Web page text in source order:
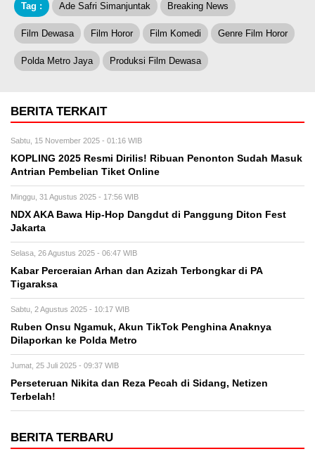
Tag : Ade Safri Simanjuntak Breaking News
Film Dewasa Film Horor Film Komedi Genre Film Horor
Polda Metro Jaya Produksi Film Dewasa
BERITA TERKAIT
Sabtu, 15 November 2025 - 01:16 WIB
KOPLING 2025 Resmi Dirilis! Ribuan Penonton Sudah Masuk
Antrian Pembelian Tiket Online
Minggu, 31 Agustus 2025 - 17:56 WIB
NDX AKA Bawa Hip-Hop Dangdut di Panggung Diton Fest
Jakarta
Selasa, 26 Agustus 2025 - 06:47 WIB
Kabar Perceraian Arhan dan Azizah Terbongkar di PA
Tigaraksa
Sabtu, 2 Agustus 2025 - 10:17 WIB
Ruben Onsu Ngamuk, Akun TikTok Penghina Anaknya
Dilaporkan ke Polda Metro
Jumat, 25 Juli 2025 - 09:37 WIB
Perseteruan Nikita dan Reza Pecah di Sidang, Netizen
Terbelah!
BERITA TERBARU